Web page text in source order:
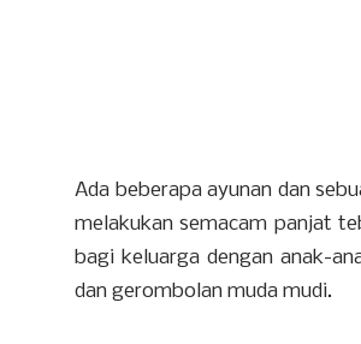
Ada beberapa ayunan dan
melakukan semacam panjat
bagi keluarga dengan anak-
dan gerombolan muda mudi.